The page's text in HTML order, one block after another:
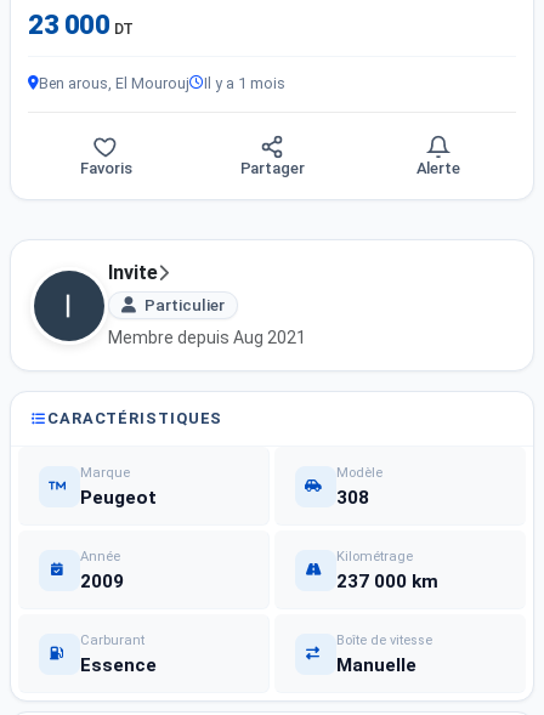
23 000 DT
Ben arous, El Mourouj Il y a 1 mois
Favoris Partager Alerte
Invite
Particulier
Membre depuis Aug 2021
CARACTÉRISTIQUES
Marque
Peugeot
Modèle
308
Année
2009
Kilométrage
237 000 km
Carburant
Essence
Boîte de vitesse
Manuelle